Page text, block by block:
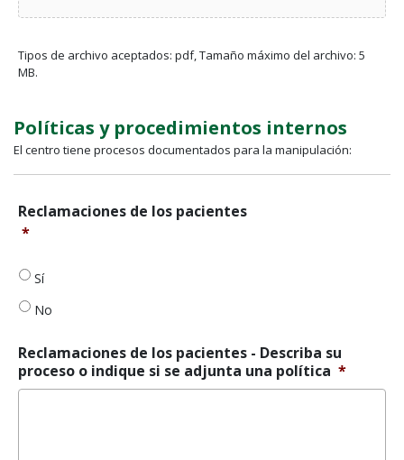
Tipos de archivo aceptados: pdf, Tamaño máximo del archivo: 5
MB.
Políticas y procedimientos internos
El centro tiene procesos documentados para la manipulación:
Reclamaciones
de
Reclamaciones de los pacientes
*
Sí
No
Reclamaciones de los pacientes - Describa su
proceso o indique si se adjunta una política *